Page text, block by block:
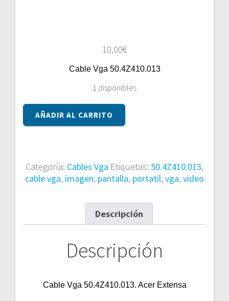
10,00€
Cable Vga 50.4Z410.013
1 disponibles
Cable
Vga
AÑADIR AL CARRITO
Categoría: Cables Vga Etiquetas: 50.4Z410.013,
cable vga, imagen, pantalla, portatil, vga, video
Descripción
Descripción
Cable Vga 50.4Z410.013. Acer Extensa